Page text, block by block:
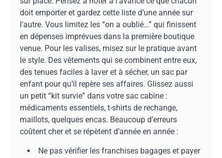
doit emporter et gardez cette liste d’une année sur
l’autre. Vous limitez les “on a oublié…” qui finissent
en dépenses imprévues dans la première boutique
venue. Pour les valises, misez sur le pratique avant
le style. Des vêtements qui se combinent entre eux,
des tenues faciles à laver et à sécher, un sac par
enfant pour qu’il repère ses affaires. Glissez aussi
un petit “kit survie” dans votre sac cabine :
médicaments essentiels, t-shirts de rechange,
maillots, quelques encas. Beaucoup d’erreurs
coûtent cher et se répètent d’année en année :
Ne pas vérifier les franchises bagages et payer